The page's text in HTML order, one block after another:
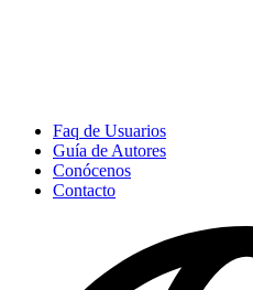
Faq de Usuarios
Guía de Autores
Conócenos
Contacto